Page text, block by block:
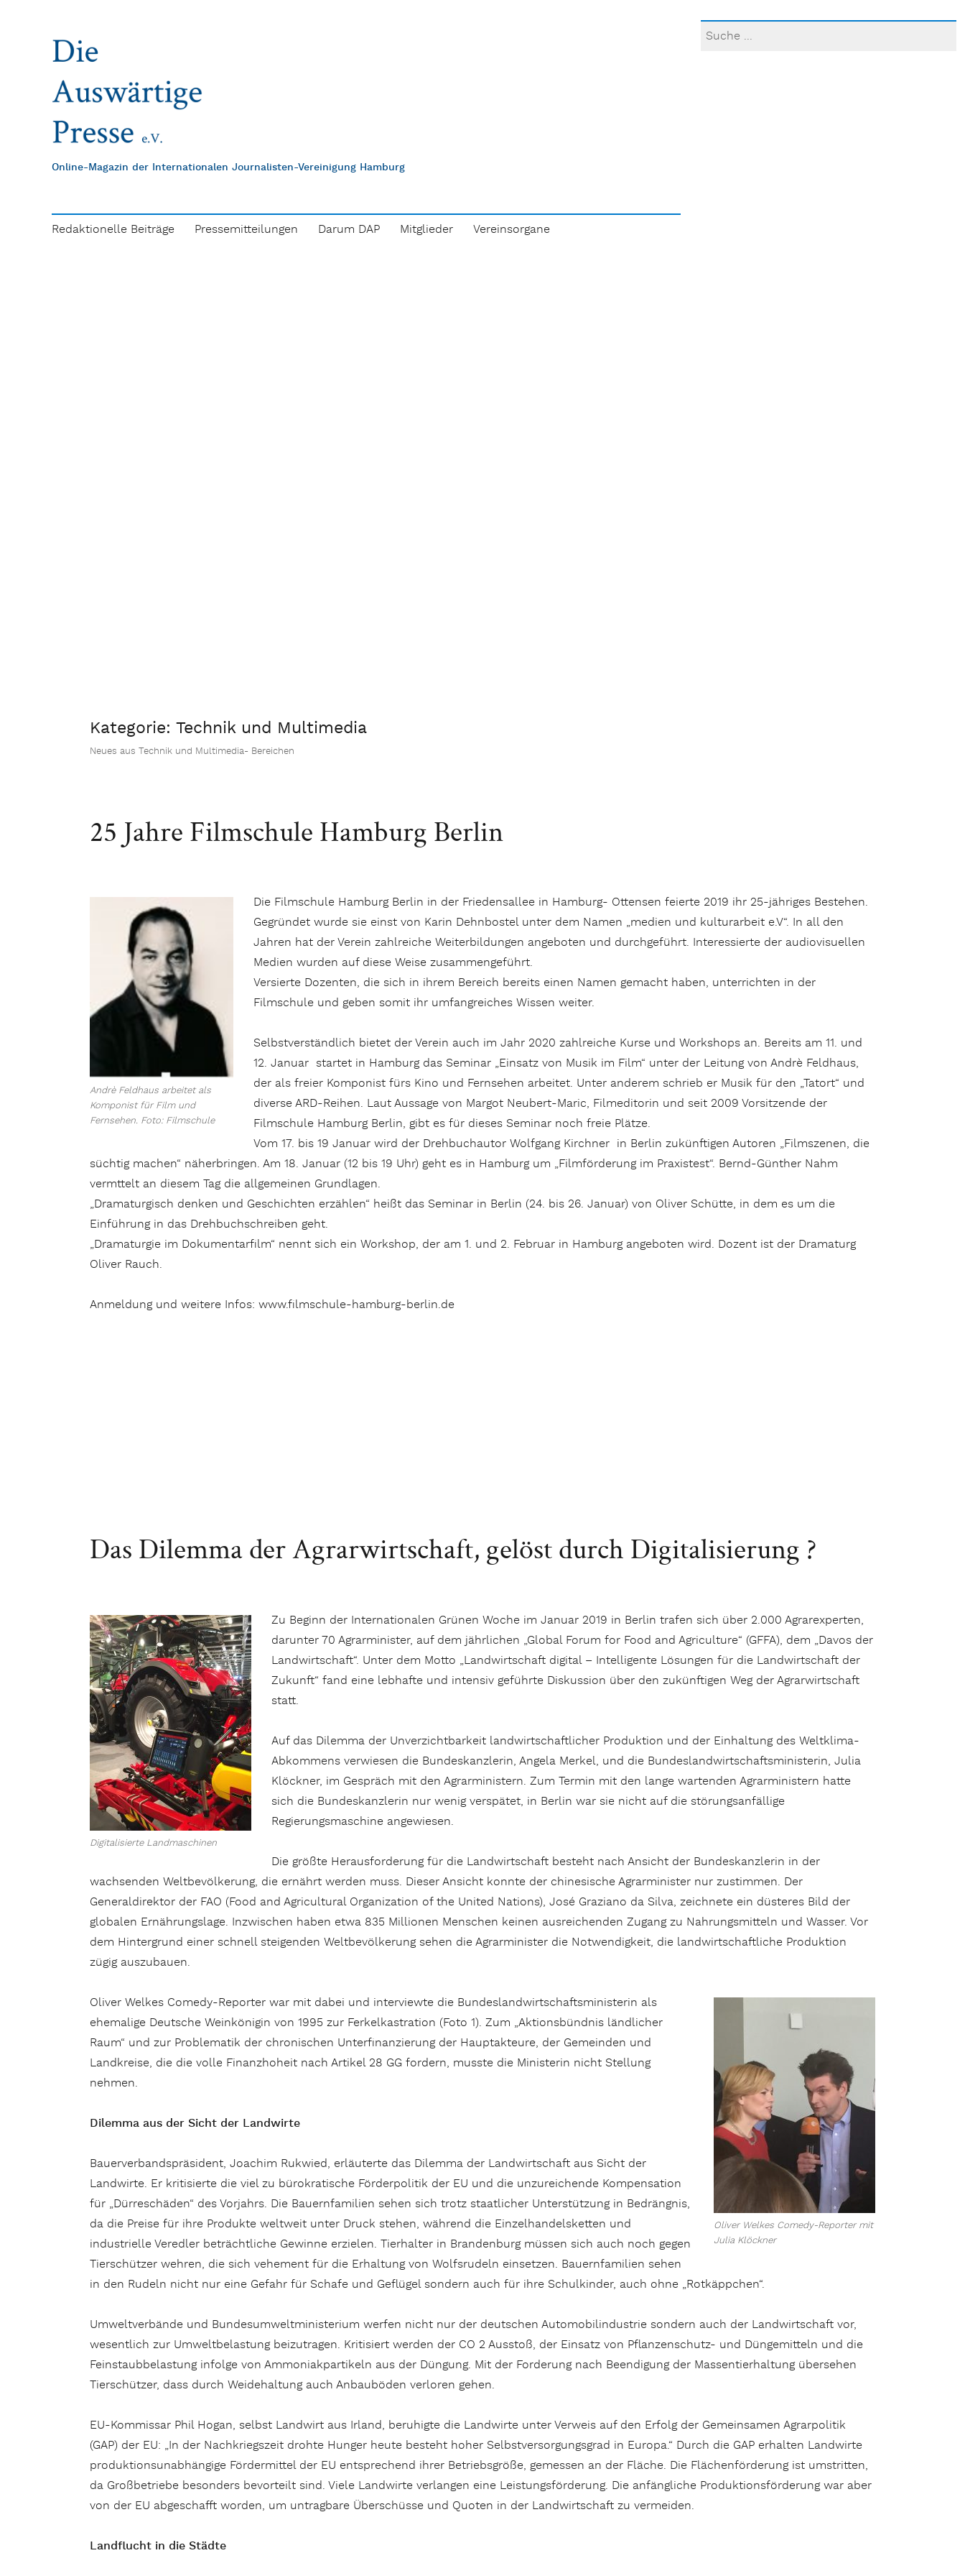
Online-Magazin der Internationalen Journalisten-Vereinigung Hamburg
Redaktionelle Beiträge Pressemitteilungen Darum DAP Mitglieder Vereinsorgane
Kategorie: Technik und Multimedia
Neues aus Technik und Multimedia- Bereichen
25 Jahre Filmschule Hamburg Berlin
Andrè Feldhaus arbeitet als
Komponist für Film und
Fernsehen. Foto: Filmschule
Die Filmschule Hamburg Berlin in der Friedensallee in Hamburg- Ottensen feierte 2019 ihr 25-jähriges Bestehen.
Gegründet wurde sie einst von Karin Dehnbostel unter dem Namen „medien und kulturarbeit e.V“. In all den
Jahren hat der Verein zahlreiche Weiterbildungen angeboten und durchgeführt. Interessierte der audiovisuellen
Medien wurden auf diese Weise zusammengeführt.
Versierte Dozenten, die sich in ihrem Bereich bereits einen Namen gemacht haben, unterrichten in der
Filmschule und geben somit ihr umfangreiches Wissen weiter.
Selbstverständlich bietet der Verein auch im Jahr 2020 zahlreiche Kurse und Workshops an. Bereits am 11. und
12. Januar startet in Hamburg das Seminar „Einsatz von Musik im Film“ unter der Leitung von Andrè Feldhaus,
der als freier Komponist fürs Kino und Fernsehen arbeitet. Unter anderem schrieb er Musik für den „Tatort“ und
diverse ARD-Reihen. Laut Aussage von Margot Neubert-Maric, Filmeditorin und seit 2009 Vorsitzende der
Filmschule Hamburg Berlin, gibt es für dieses Seminar noch freie Plätze.
Vom 17. bis 19 Januar wird der Drehbuchautor Wolfgang Kirchner in Berlin zukünftigen Autoren „Filmszenen, die
süchtig machen“ näherbringen. Am 18. Januar (12 bis 19 Uhr) geht es in Hamburg um „Filmförderung im Praxistest“. Bernd-Günther Nahm
vermttelt an diesem Tag die allgemeinen Grundlagen.
„Dramaturgisch denken und Geschichten erzählen“ heißt das Seminar in Berlin (24. bis 26. Januar) von Oliver Schütte, in dem es um die
Einführung in das Drehbuchschreiben geht.
„Dramaturgie im Dokumentarfilm“ nennt sich ein Workshop, der am 1. und 2. Februar in Hamburg angeboten wird. Dozent ist der Dramaturg
Oliver Rauch.
Anmeldung und weitere Infos: www.filmschule-hamburg-berlin.de
Das Dilemma der Agrarwirtschaft, gelöst durch Digitalisierung ?
Digitalisierte Landmaschinen
Zu Beginn der Internationalen Grünen Woche im Januar 2019 in Berlin trafen sich über 2.000 Agrarexperten,
darunter 70 Agrarminister, auf dem jährlichen „Global Forum for Food and Agriculture“ (GFFA), dem „Davos der
Landwirtschaft“. Unter dem Motto „Landwirtschaft digital – Intelligente Lösungen für die Landwirtschaft der
Zukunft“ fand eine lebhafte und intensiv geführte Diskussion über den zukünftigen Weg der Agrarwirtschaft
statt.
Auf das Dilemma der Unverzichtbarkeit landwirtschaftlicher Produktion und der Einhaltung des Weltklima-
Abkommens verwiesen die Bundeskanzlerin, Angela Merkel, und die Bundeslandwirtschaftsministerin, Julia
Klöckner, im Gespräch mit den Agrarministern. Zum Termin mit den lange wartenden Agrarministern hatte
sich die Bundeskanzlerin nur wenig verspätet, in Berlin war sie nicht auf die störungsanfällige
Regierungsmaschine angewiesen.
Die größte Herausforderung für die Landwirtschaft besteht nach Ansicht der Bundeskanzlerin in der
wachsenden Weltbevölkerung, die ernährt werden muss. Dieser Ansicht konnte der chinesische Agrarminister nur zustimmen. Der
Generaldirektor der FAO (Food and Agricultural Organization of the United Nations), José Graziano da Silva, zeichnete ein düsteres Bild der
globalen Ernährungslage. Inzwischen haben etwa 835 Millionen Menschen keinen ausreichenden Zugang zu Nahrungsmitteln und Wasser. Vor
dem Hintergrund einer schnell steigenden Weltbevölkerung sehen die Agrarminister die Notwendigkeit, die landwirtschaftliche Produktion
zügig auszubauen.
Oliver Welkes Comedy-Reporter mit
Julia Klöckner
Oliver Welkes Comedy-Reporter war mit dabei und interviewte die Bundeslandwirtschaftsministerin als
ehemalige Deutsche Weinkönigin von 1995 zur Ferkelkastration (Foto 1). Zum „Aktionsbündnis ländlicher
Raum“ und zur Problematik der chronischen Unterfinanzierung der Hauptakteure, der Gemeinden und
Landkreise, die die volle Finanzhoheit nach Artikel 28 GG fordern, musste die Ministerin nicht Stellung
nehmen.
Dilemma aus der Sicht der Landwirte
Bauerverbandspräsident, Joachim Rukwied, erläuterte das Dilemma der Landwirtschaft aus Sicht der
Landwirte. Er kritisierte die viel zu bürokratische Förderpolitik der EU und die unzureichende Kompensation
für „Dürreschäden“ des Vorjahrs. Die Bauernfamilien sehen sich trotz staatlicher Unterstützung in Bedrängnis,
da die Preise für ihre Produkte weltweit unter Druck stehen, während die Einzelhandelsketten und
industrielle Veredler beträchtliche Gewinne erzielen. Tierhalter in Brandenburg müssen sich auch noch gegen
Tierschützer wehren, die sich vehement für die Erhaltung von Wolfsrudeln einsetzen. Bauernfamilien sehen
in den Rudeln nicht nur eine Gefahr für Schafe und Geflügel sondern auch für ihre Schulkinder, auch ohne „Rotkäppchen“.
Umweltverbände und Bundesumweltministerium werfen nicht nur der deutschen Automobilindustrie sondern auch der Landwirtschaft vor,
wesentlich zur Umweltbelastung beizutragen. Kritisiert werden der CO 2 Ausstoß, der Einsatz von Pflanzenschutz- und Düngemitteln und die
Feinstaubbelastung infolge von Ammoniakpartikeln aus der Düngung. Mit der Forderung nach Beendigung der Massentierhaltung übersehen
Tierschützer, dass durch Weidehaltung auch Anbauböden verloren gehen.
EU-Kommissar Phil Hogan, selbst Landwirt aus Irland, beruhigte die Landwirte unter Verweis auf den Erfolg der Gemeinsamen Agrarpolitik
(GAP) der EU: „In der Nachkriegszeit drohte Hunger heute besteht hoher Selbstversorgungsgrad in Europa.“ Durch die GAP erhalten Landwirte
produktionsunabhängige Fördermittel der EU entsprechend ihrer Betriebsgröße, gemessen an der Fläche. Die Flächenförderung ist umstritten,
da Großbetriebe besonders bevorteilt sind. Viele Landwirte verlangen eine Leistungsförderung. Die anfängliche Produktionsförderung war aber
von der EU abgeschafft worden, um untragbare Überschüsse und Quoten in der Landwirtschaft zu vermeiden.
Landflucht in die Städte